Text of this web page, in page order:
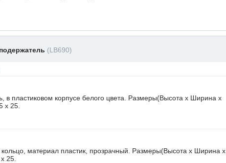
(LB690)
в пластиковом корпусе белого цвета. Размеры(Высота х Ширина х
х 25.
кольцо, материал пластик, прозрачный. Размеры(Высота х Ширина х
25.